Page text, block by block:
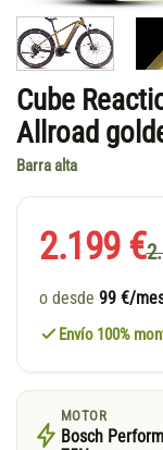
Cube
Allroad
Barra alta
2.199 €
o desde 99 €/
Envío 100%
MOTOR
Bosch